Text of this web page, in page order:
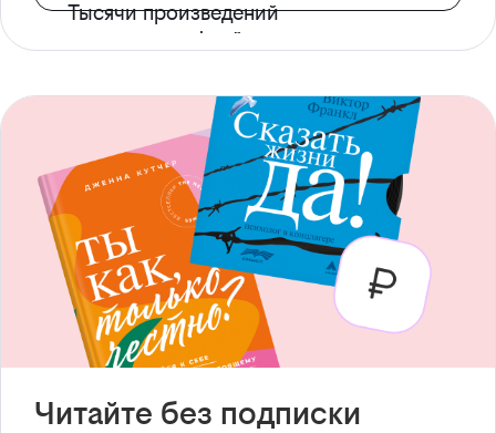
Тысячи произведений
с доступом офлайн
Читайте без подписки